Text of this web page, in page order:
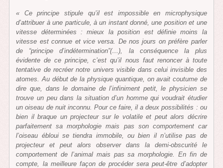
« Ce principe stipule qu’il est impossible en microphysique
d’attribuer à une particule, à un instant donné, une position et une
vitesse déterminées : mieux la position est définie moins la
vitesse est connue et vice versa. De nos jours on préfère parler
de “principe d’indétermination”(…), la conséquence la plus
évidente de ce principe, c’est qu’il nous faut renoncer à toute
tentative de recréer notre univers visible dans celui invisible des
atomes. Au début de la physique quantique, on avait coutume de
dire que, dans le domaine de l’infiniment petit, le physicien se
trouve un peu dans la situation d’un homme qui voudrait étudier
un oiseau de nuit inconnu. Pour ce faire, il a deux possibilités : ou
bien il braque un projecteur sur le volatile et peut alors décrire
parfaitement sa morphologie mais pas son comportement car
l’oiseau ébloui se tiendra immobile, ou bien il n’utilise pas de
projecteur et peut alors observer dans la demi-obscurité le
comportement de l’animal mais pas sa morphologie. En fin de
compte, la meilleure façon de procéder sera peut-être d’adopter